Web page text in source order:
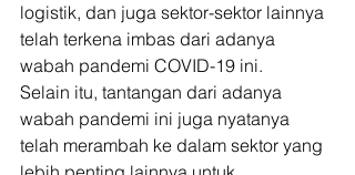
logistik, dan juga sektor-sektor lainnya
telah terkena imbas dari adanya
wabah pandemi COVID-19 ini.
Selain itu, tantangan dari adanya
wabah pandemi ini juga nyatanya
telah merambah ke dalam sektor yang